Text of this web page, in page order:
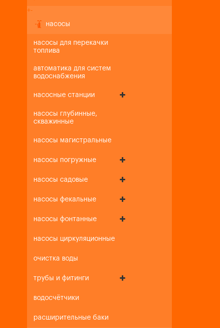
+-
насосы
насосы для перекачки
топлива
автоматика для систем
водоснабжения
насосные станции
насосы глубинные,
скважинные
насосы магистральные
насосы погружные
насосы садовые
насосы фекальные
насосы фонтанные
насосы циркуляционные
очистка воды
трубы и фитинги
водосчётчики
расширительные баки